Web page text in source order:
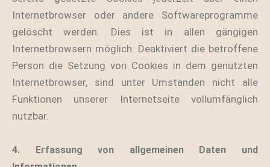
Internetbrowser oder andere Softwareprogramme
gelöscht werden. Dies ist in allen gängigen
Internetbrowsern möglich. Deaktiviert die betroffene
Person die Setzung von Cookies in dem genutzten
Internetbrowser, sind unter Umständen nicht alle
Funktionen unserer Internetseite vollumfänglich
nutzbar.
4. Erfassung von allgemeinen Daten und